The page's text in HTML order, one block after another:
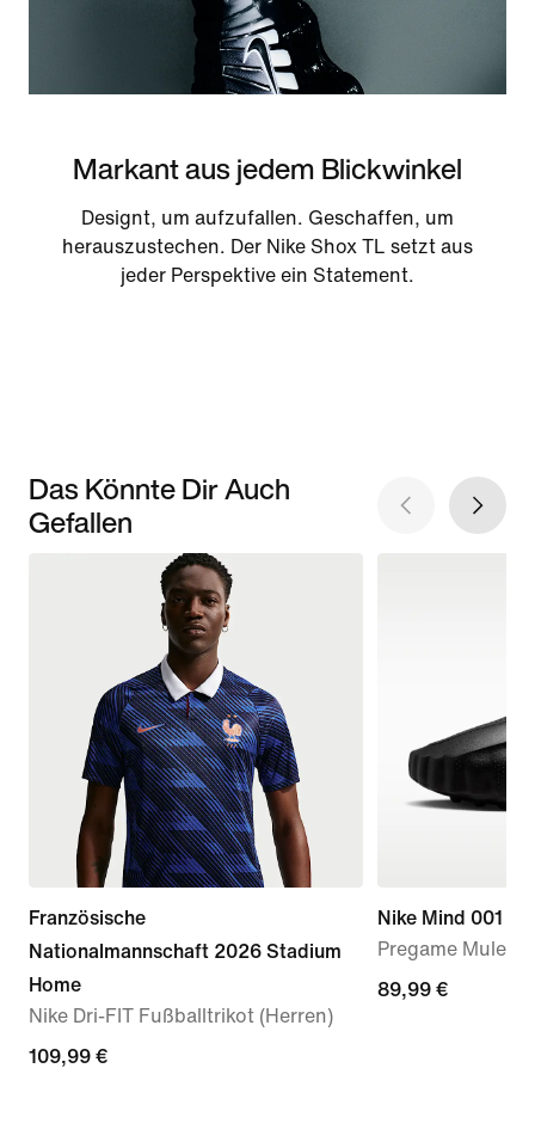
Markant aus jedem Blickwinkel
Designt, um aufzufallen. Geschaffen, um
herauszustechen. Der Nike Shox TL setzt aus
jeder Perspektive ein Statement.
Das Könnte Dir Auch
Gefallen
Französische
Nationalmannschaft 2026 Stadium
Home
Nike Dri-FIT Fußballtrikot (Herren)
109,99 €
109,99 €
Nike Mind 001
Pregame Mules
89,99 €
89,99 €